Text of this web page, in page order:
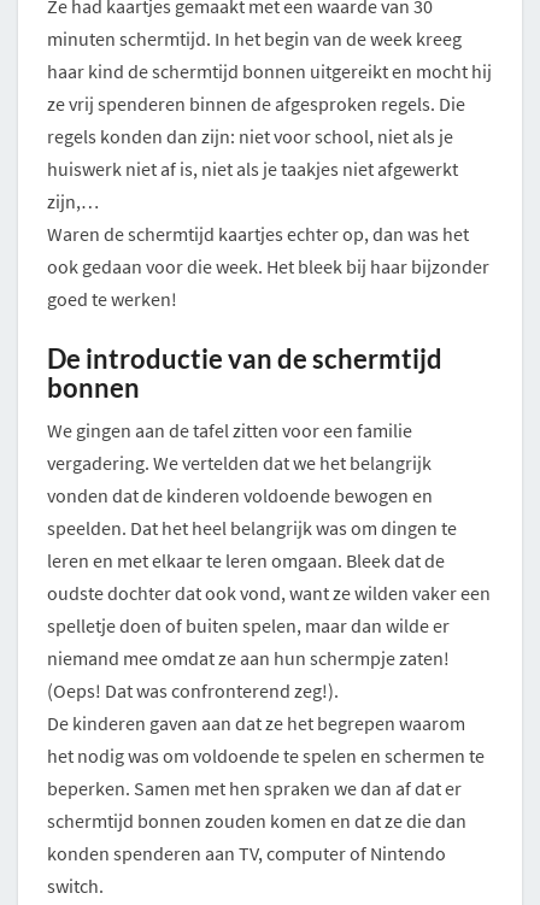
Ze had kaartjes gemaakt met een waarde van 30
minuten schermtijd. In het begin van de week kreeg
haar kind de schermtijd bonnen uitgereikt en mocht hij
ze vrij spenderen binnen de afgesproken regels. Die
regels konden dan zijn: niet voor school, niet als je
huiswerk niet af is, niet als je taakjes niet afgewerkt
zijn,…
Waren de schermtijd kaartjes echter op, dan was het
ook gedaan voor die week. Het bleek bij haar bijzonder
goed te werken!
De introductie van de schermtijd
bonnen
We gingen aan de tafel zitten voor een familie
vergadering. We vertelden dat we het belangrijk
vonden dat de kinderen voldoende bewogen en
speelden. Dat het heel belangrijk was om dingen te
leren en met elkaar te leren omgaan. Bleek dat de
oudste dochter dat ook vond, want ze wilden vaker een
spelletje doen of buiten spelen, maar dan wilde er
niemand mee omdat ze aan hun schermpje zaten!
(Oeps! Dat was confronterend zeg!).
De kinderen gaven aan dat ze het begrepen waarom
het nodig was om voldoende te spelen en schermen te
beperken. Samen met hen spraken we dan af dat er
schermtijd bonnen zouden komen en dat ze die dan
konden spenderen aan TV, computer of Nintendo
switch.